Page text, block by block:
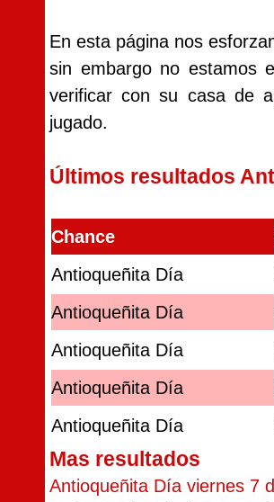
En esta página nos
sin embargo no estamos
verificar con su casa de
jugado.
Últimos resultados
Chance
Antioqueñita Día
Antioqueñita Día
Antioqueñita Día
Antioqueñita Día
Antioqueñita Día
Mas resultados
Antioqueñita Día viernes 7